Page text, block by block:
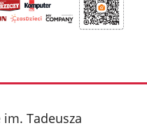
im. Tadeusza